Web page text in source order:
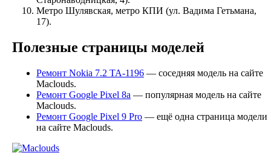
Метро Шулявская, метро КПИ (ул. Вадима Гетьмана,
17).
Полезные страницы моделей
Ремонт Nokia 7.2 TA-1196 — соседняя модель на сайте
Maclouds.
Ремонт Google Pixel 8a — популярная модель на сайте
Maclouds.
Ремонт Google Pixel 9 Pro — ещё одна страница модели
на сайте Maclouds.